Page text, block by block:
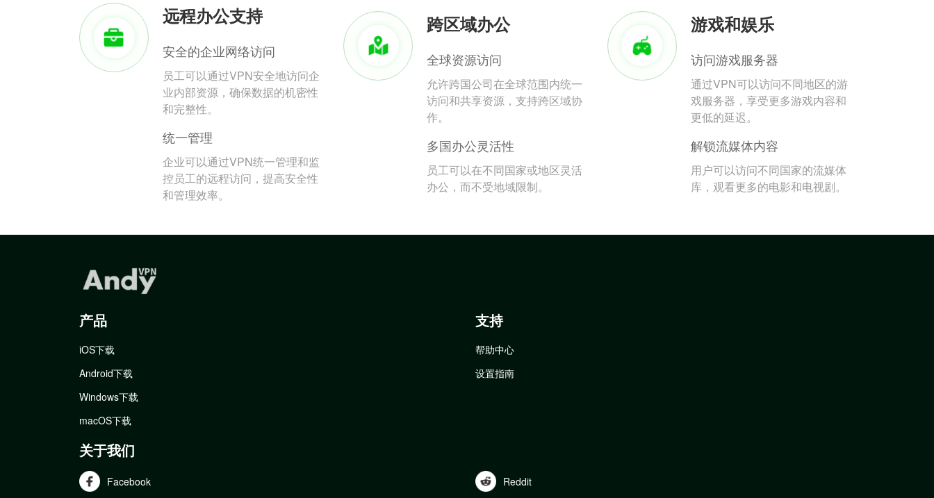
远程办公支持
安全的企业网络访问
员工可以通过VPN安全地访问企
业内部资源，确保数据的机密性
和完整性。
统一管理
企业可以通过VPN统一管理和监
控员工的远程访问，提高安全性
和管理效率。
跨区域办公
全球资源访问
允许跨国公司在全球范围内统一
访问和共享资源，支持跨区域协
作。
多国办公灵活性
员工可以在不同国家或地区灵活
办公，而不受地域限制。
游戏和娱乐
访问游戏服务器
通过VPN可以访问不同地区的游
戏服务器，享受更多游戏内容和
更低的延迟。
解锁流媒体内容
用户可以访问不同国家的流媒体
库，观看更多的电影和电视剧。
产品
iOS下载
Android下载
Windows下载
macOS下载
支持
帮助中心
设置指南
关于我们
Facebook Reddit